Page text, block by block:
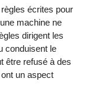
écrites pour
machine ne
dirigent les
conduisent le
être refusé à des
un aspect